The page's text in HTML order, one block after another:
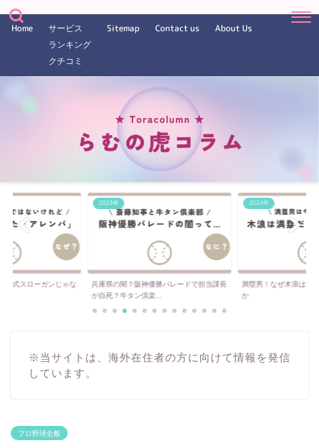
Home
サービス
ランキング
クチコミ
Sitemap Contact us About Us
勝パレードで担当課長
2024年
満塁男！なぜ木浪は満塁になると打てるの
か
2024年
岡田監督の悪いクセ？
右病」って何？
※当サイトは、海外在住者の方に向けて情報を発信
しています。
プロ野球全般